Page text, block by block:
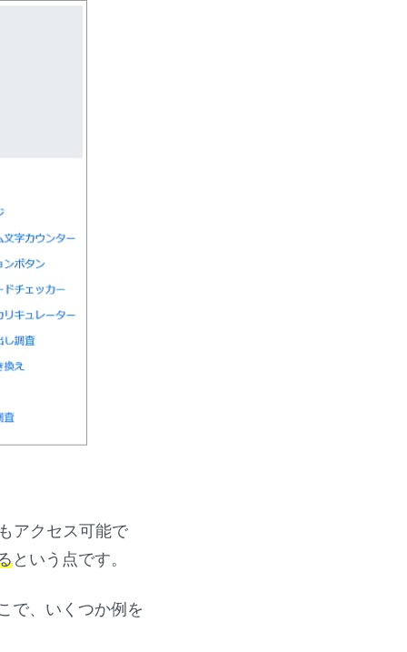
アクセス可能で
という点です。
で、いくつか例を